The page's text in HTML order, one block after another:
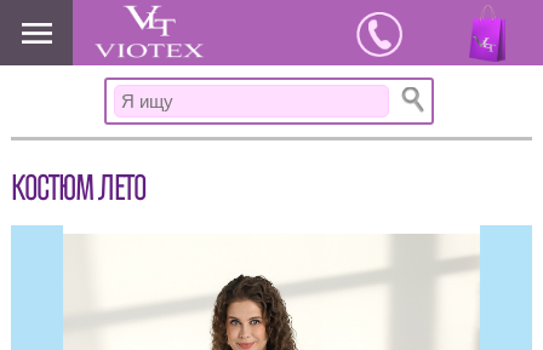
www.viotex37.ru
КОСТЮМ ЛЕТО